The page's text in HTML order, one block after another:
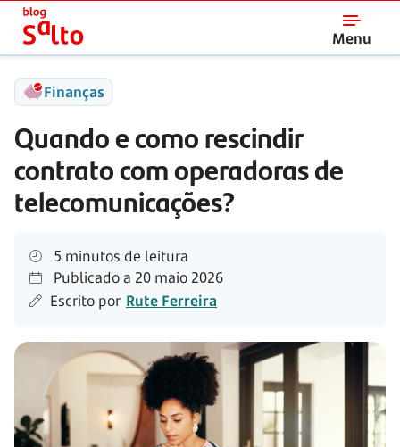
Menu
Salto
Finanças
Quando e como rescindir
contrato com operadoras de
telecomunicações?
5 minutos de leitura
Publicado a 20 maio 2026
Escrito por Rute Ferreira